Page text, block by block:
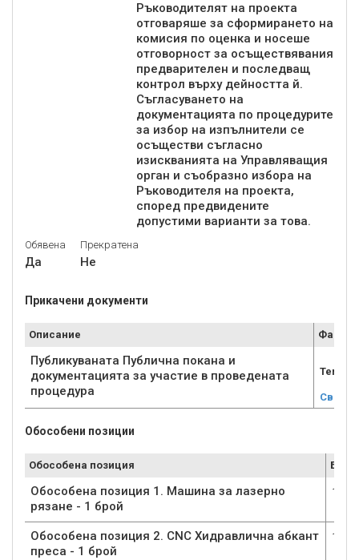
Ръководителят на проекта
отговаряше за сформирането на
комисия по оценка и носеше
отговорност за осъществявания
предварителен и последващ
контрол върху дейността й.
Съгласуването на
документацията по процедурите
за избор на изпълнители се
осъществи съгласно
изискванията на Управляващия
орган и съобразно избора на
Ръководителя на проекта,
според предвидените
допустими варианти за това.
Обявена
Да
Прекратена
Не
Прикачени документи
Описание Файл
Публикуваната Публична покана и
документацията за участие в проведената
процедура
Tender
Свали
Обособени позиции
Обособена позиция Брой
Обособена позиция 1. Машина за лазерно
рязане - 1 брой
1
Обособена позиция 2. CNC Хидравлична абкант
преса - 1 брой
1